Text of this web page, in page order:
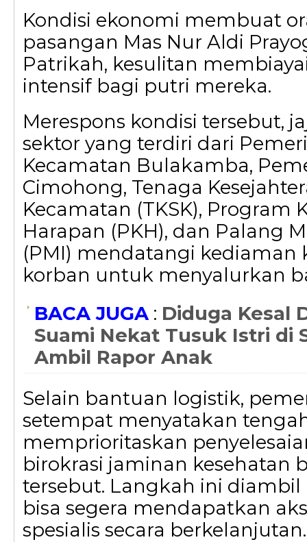
Kondisi ekonomi membuat
pasangan Mas Nur Aldi
Patrikah, kesulitan
intensif bagi putri mereka.
Merespons kondisi tersebut,
sektor yang terdiri dari
Kecamatan Bulakamba,
Cimohong, Tenaga
Kecamatan (TKSK), Program
Harapan (PKH), dan Palang
(PMI) mendatangi kediaman
korban untuk menyalurkan
BACA JUGA: Diduga Kesal
Suami Nekat Tusuk Istri di
Ambil Rapor Anak
Selain bantuan logistik,
setempat menyatakan
memprioritaskan
birokrasi jaminan kesehatan
tersebut. Langkah ini diambil
bisa segera mendapatkan
spesialis secara berkelanjutan.